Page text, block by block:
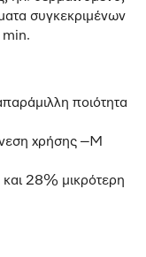
συγκεκριμένων
min.
ποιότητα
χρήσης –M
28% μικρότερη